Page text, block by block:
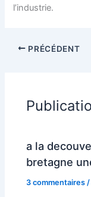
l’industrie.
PRÉCÉDENT
a la
bretagne
3 commentaires